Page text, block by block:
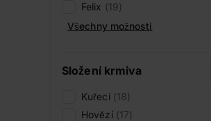
Felix (19)
Všechny možnosti
Složení krmiva
Kuřecí (18)
Hovězí (17)